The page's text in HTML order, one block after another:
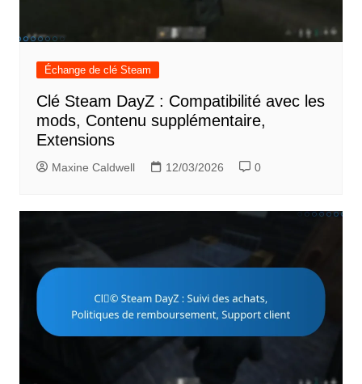
Échange de clé Steam
Clé Steam DayZ : Compatibilité avec les
mods, Contenu supplémentaire,
Extensions
Maxine Caldwell 12/03/2026 0